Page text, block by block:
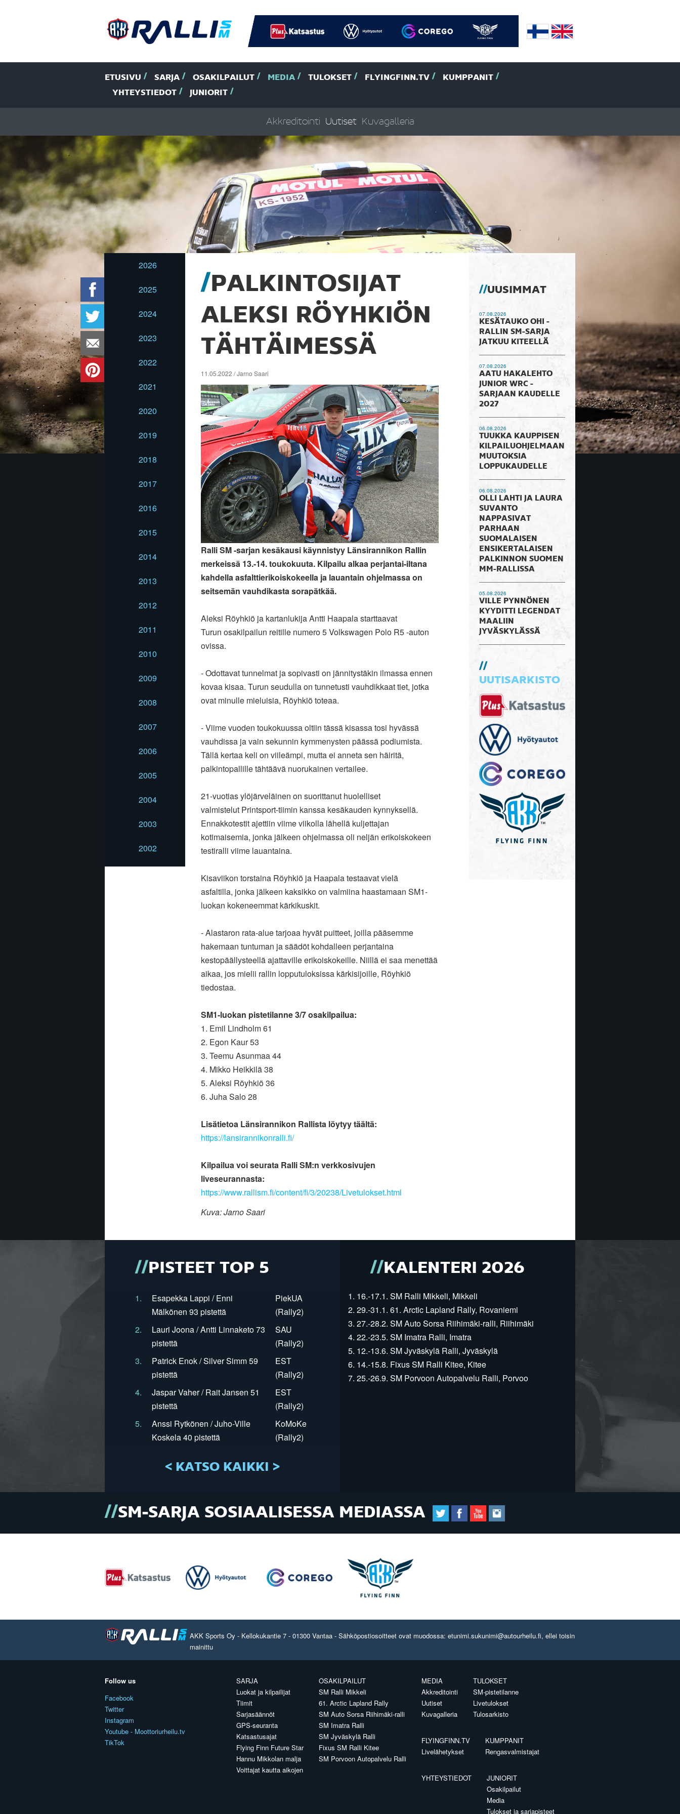
ETUSIVU SARJA OSAKILPAILUT MEDIA TULOKSET FLYINGFINN.TV
KUMPPANIT
YHTEYSTIEDOT
JUNIORIT
Akkreditointi Uutiset Kuvagalleria
2026
2025
2024
2023
2022
2021
2020
2019
2018
2017
2016
2015
2014
2013
2012
2011
2010
2009
2008
2007
2006
2005
2004
2003
2002
PALKINTOSIJAT
ALEKSI RÖYHKIÖN
TÄHTÄIMESSÄ
11.05.2022 / Jarno Saari
Ralli SM -sarjan kesäkausi käynnistyy Länsirannikon Rallin
merkeissä 13.-14. toukokuuta. Kilpailu alkaa perjantai-iltana
kahdella asfalttierikoiskokeella ja lauantain ohjelmassa on
seitsemän vauhdikasta sorapätkää.
Aleksi Röyhkiö ja kartanlukija Antti Haapala starttaavat
Turun osakilpailun reitille numero 5 Volkswagen Polo R5 -auton
ovissa.
- Odottavat tunnelmat ja sopivasti on jännitystäkin ilmassa ennen
kovaa kisaa. Turun seudulla on tunnetusti vauhdikkaat tiet, jotka
ovat minulle mieluisia, Röyhkiö toteaa.
- Viime vuoden toukokuussa oltiin tässä kisassa tosi hyvässä
vauhdissa ja vain sekunnin kymmenysten päässä podiumista.
Tällä kertaa keli on viileämpi, mutta ei anneta sen häiritä,
palkintopallille tähtäävä nuorukainen vertailee.
21-vuotias ylöjärveläinen on suorittanut huolelliset
valmistelut Printsport-tiimin kanssa kesäkauden kynnyksellä.
Ennakkotestit ajettiin viime viikolla lähellä kuljettajan
kotimaisemia, jonka jälkeen ohjelmassa oli neljän erikoiskokeen
testiralli viime lauantaina.
Kisaviikon torstaina Röyhkiö ja Haapala testaavat vielä
asfaltilla, jonka jälkeen kaksikko on valmiina haastamaan SM1-
luokan kokeneemmat kärkikuskit.
- Alastaron rata-alue tarjoaa hyvät puitteet, joilla pääsemme
hakemaan tuntuman ja säädöt kohdalleen perjantaina
kestopäällysteellä ajattavilleerikoiskokeille. Niillä ei saa menettää
aikaa, jos mielii rallin lopputuloksissa kärkisijoille, Röyhkiö
tiedostaa.
SM1-luokan pistetilanne 3/7 osakilpailua:
1. Emil Lindholm 61
2. Egon Kaur 53
3. Teemu Asunmaa 44
4. Mikko Heikkilä 38
5. Aleksi Röyhkiö 36
6. Juha Salo 28
Lisätietoa Länsirannikon Rallista löytyy täältä:
https://lansirannikonralli.fi/
Kilpailua voi seurata Ralli SM:n verkkosivujen
liveseurannasta:
https://www.rallism.fi/content/fi/3/20238/Livetulokset.html
Kuva: Jarno Saari
UUSIMMAT
07.08.2026
KESÄTAUKO OHI -
RALLIN SM-SARJA
JATKUU KITEELLÄ
07.08.2026
AATU HAKALEHTO
JUNIOR WRC -
SARJAAN KAUDELLE
2027
06.08.2026
TUUKKA KAUPPISEN
KILPAILUOHJELMAAN
MUUTOKSIA
LOPPUKAUDELLE
06.08.2026
OLLI LAHTI JA LAURA
SUVANTO
NAPPASIVAT
PARHAAN
SUOMALAISEN
ENSIKERTALAISEN
PALKINNON SUOMEN
MM-RALLISSA
05.08.2026
VILLE PYNNÖNEN
KYYDITTI LEGENDAT
MAALIIN
JYVÄSKYLÄSSÄ
UUTISARKISTO
PISTEET TOP 5
1.
Esapekka Lappi / Enni
Mälkönen 93 pistettä
PiekUA
(Rally2)
2.
Lauri Joona / Antti Linnaketo 73
pistettä
SAU
(Rally2)
3.
Patrick Enok / Silver Simm 59
pistettä
EST
(Rally2)
4.
Jaspar Vaher / Rait Jansen 51
pistettä
EST
(Rally2)
5.
Anssi Rytkönen / Juho-Ville
Koskela 40 pistettä
KoMoKe
(Rally2)
< KATSO KAIKKI >
KALENTERI 2026
1. 16.-17.1. SM Ralli Mikkeli, Mikkeli
2. 29.-31.1. 61. Arctic Lapland Rally, Rovaniemi
3. 27.-28.2. SM Auto Sorsa Riihimäki-ralli, Riihimäki
4. 22.-23.5. SM Imatra Ralli, Imatra
5. 12.-13.6. SM Jyväskylä Ralli, Jyväskylä
6. 14.-15.8. Fixus SM Ralli Kitee, Kitee
7. 25.-26.9. SM Porvoon Autopalvelu Ralli, Porvoo
SM-SARJA SOSIAALISESSA MEDIASSA
AKK Sports Oy - Kellokukantie 7 - 01300 Vantaa - Sähköpostiosoitteet ovat muodossa: etunimi.sukunimi@autourheilu.fi, ellei toisin
mainittu
Follow us
Facebook
Twitter
Instagram
Youtube - Moottoriurheilu.tv
TikTok
SARJA
Luokat ja kilpailijat
Tiimit
Sarjasäännöt
GPS-seuranta
Katsastusajat
Flying Finn Future Star
Hannu Mikkolan malja
Voittajat kautta aikojen
OSAKILPAILUT
SM Ralli Mikkeli
61. Arctic Lapland Rally
SM Auto Sorsa Riihimäki-ralli
SM Imatra Ralli
SM Jyväskylä Ralli
Fixus SM Ralli Kitee
SM Porvoon Autopalvelu Ralli
MEDIA
Akkreditointi
Uutiset
Kuvagalleria
TULOKSET
SM-pistetilanne
Livetulokset
Tulosarkisto
FLYINGFINN.TV
Livelähetykset
KUMPPANIT
Rengasvalmistajat
YHTEYSTIEDOT
JUNIORIT
Osakilpailut
Media
Tulokset ja sarjapisteet